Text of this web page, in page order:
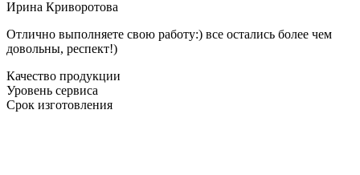
Ирина Криворотова
Отлично выполняете свою работу:) все остались более чем
довольны, респект!)
Качество продукции
Уровень сервиса
Срок изготовления